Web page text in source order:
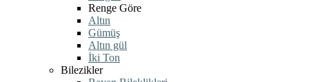
Renge Göre
Altın
Gümüş
Altın gül
İki Ton
Bilezikler